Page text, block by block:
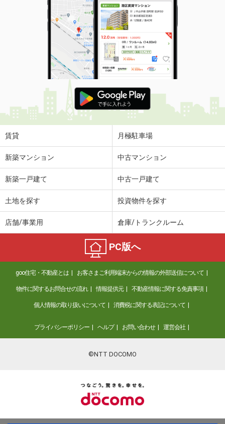
賃貸 月極駐車場
新築マンション 中古マンション
新築一戸建て 中古一戸建て
土地を探す 投資物件を探す
店舗/事業用 倉庫/トランクルーム
PC版へ
goo住宅・不動産とは お客さまご利用端末からの情報の外部送信について
物件に関するお問合せの流れ 情報提供元 不動産情報に関する免責事項
個人情報の取り扱いについて 消費税に関する表記について
プライバシーポリシー ヘルプ お問い合わせ 運営会社
©NTT DOCOMO